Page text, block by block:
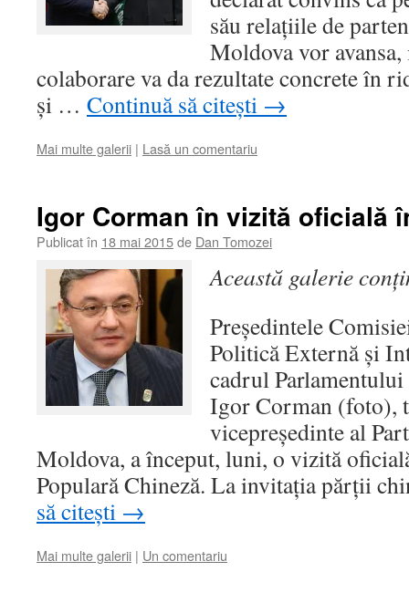
său relaţiile de
Moldova vor
colaborare va da rezultate concrete în
şi … Continuă să citești →
Mai multe galerii | Lasă un comentariu
Igor Corman în vizită oficială
Publicat în 18 mai 2015de Dan Tomozei
Această galerie
Preşedintele
Politică Externă şi
cadrul
Igor Corman (foto),
vicepreşedinte al
Moldova, a început, luni, o vizită
Populară Chineză. La invitaţia părţii
să citești →
Mai multe galerii | Un comentariu